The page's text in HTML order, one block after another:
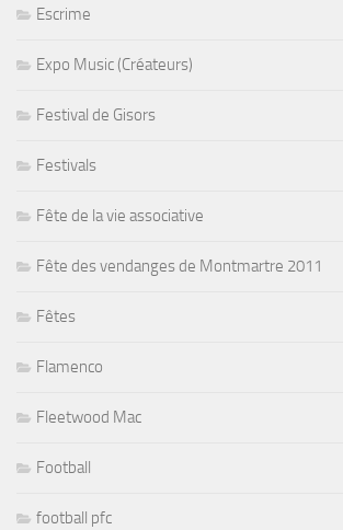
Escrime
Expo Music (Créateurs)
Festival de Gisors
Festivals
Fête de la vie associative
Fête des vendanges de Montmartre 2011
Fêtes
Flamenco
Fleetwood Mac
Football
football pfc